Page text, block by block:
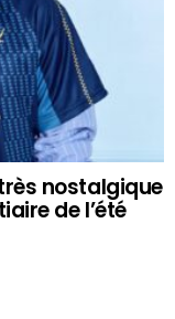
nostalgique
de l’été